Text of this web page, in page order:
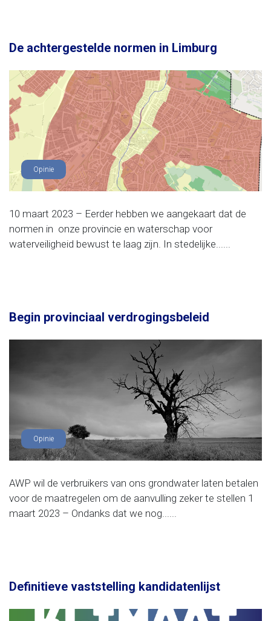
De achtergestelde normen in Limburg
Opinie
10 maart 2023 – Eerder hebben we aangekaart dat de
normen in onze provincie en waterschap voor
waterveiligheid bewust te laag zijn. In stedelijke......
Begin provinciaal verdrogingsbeleid
Opinie
AWP wil de verbruikers van ons grondwater laten betalen
voor de maatregelen om de aanvulling zeker te stellen 1
maart 2023 – Ondanks dat we nog......
Definitieve vaststelling kandidatenlijst